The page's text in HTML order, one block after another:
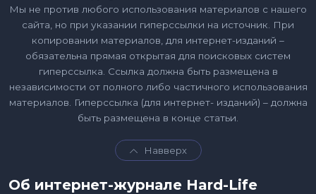
Мы не против любого использования материалов с нашего
сайта, но при указании гиперссылки на источник. При
копировании материалов, для интернет-изданий –
обязательна прямая открытая для поисковых систем
гиперссылка. Ссылка должна быть размещена в
независимости от полного либо частичного использования
материалов. Гиперссылка (для интернет- изданий) – должна
быть размещена в конце статьи.
Навверх
Об интернет-журнале Hard-Life